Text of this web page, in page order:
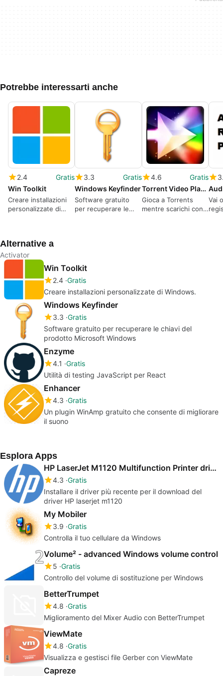
Potrebbe interessarti anche
2.4
Gratis
Win Toolkit
Creare installazioni
personalizzate di
3.3
Gratis
Windows Keyfinder
Software gratuito
per recuperare le
4.6
Gratis
Torrent Video Player
Gioca a Torrents
mentre scarichi con
Vai
Alternative a
Activator
Win Toolkit
2.4 Gratis
Creare installazioni personalizzate di Windows.
Windows Keyfinder
3.3 Gratis
Software gratuito per recuperare le chiavi del
prodotto Microsoft Windows
Enzyme
4.1 Gratis
Utilità di testing JavaScript per React
Enhancer
4.3 Gratis
Un plugin WinAmp gratuito che consente di migliorare
il suono
Esplora Apps
HP LaserJet M1120 Multifunction Printer drivers
4.3 Gratis
Installare il driver più recente per il download del
driver HP laserjet m1120
My Mobiler
3.9 Gratis
Controlla il tuo cellulare da Windows
Volume² - advanced Windows volume control
5 Gratis
Controllo del volume di sostituzione per Windows
BetterTrumpet
4.8 Gratis
Miglioramento del Mixer Audio con BetterTrumpet
ViewMate
4.8 Gratis
Visualizza e gestisci file Gerber con ViewMate
Capreze